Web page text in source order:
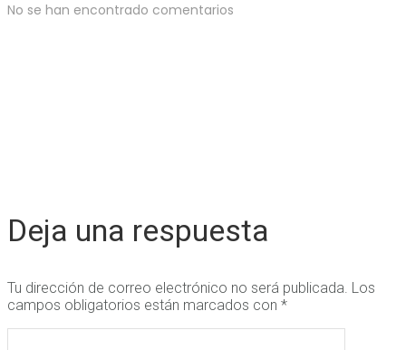
No se han encontrado comentarios
Deja una respuesta
Tu dirección de correo electrónico no será publicada. Los
campos obligatorios están marcados con *